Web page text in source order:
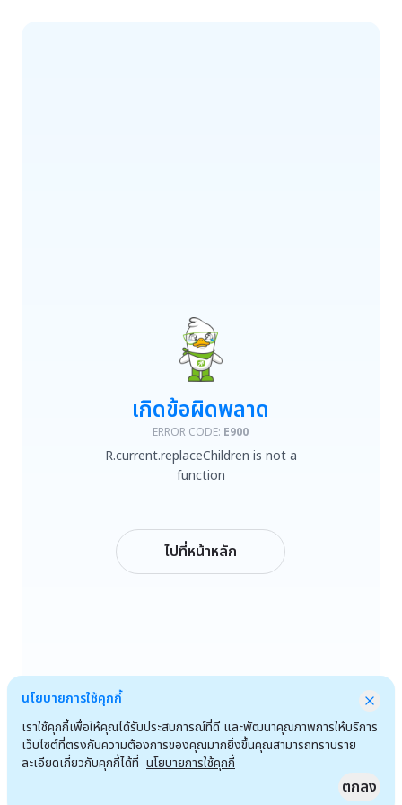
R.current.replaceChildren is not a function
เกิดข้อผิดพลาด
ERROR CODE: E900
R.current.replaceChildren is not a
function
ไปที่หน้าหลัก
นโยบายการใช้คุกกี้
เราใช้คุกกี้เพื่อให้คุณได้รับประสบการณ์ที่ดี และพัฒนาคุณภาพการให้บริการ
เว็บไซต์ที่ตรงกับความต้องการของคุณมากยิ่งขึ้นคุณสามารถทราบราย
ละเอียดเกี่ยวกับคุกกี้ได้ที่ นโยบายการใช้คุกกี้
ตกลง